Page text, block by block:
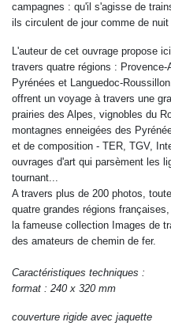
campagnes : qu'il s'agisse de
ils circulent de jour comme de
L'auteur de cet ouvrage propose
travers quatre régions :
Pyrénées et Languedoc-
offrent un voyage à travers une
prairies des Alpes, vignobles du
montagnes enneigées des
et de composition - TER, TGV,
ouvrages d'art qui parsèment les
tournant...
A travers plus de 200 photos,
quatre grandes régions
la fameuse collection Images de
des amateurs de chemin de fer.
Caractéristiques techniques :
format : 240 x 320 mm
couverture rigide avec jaquette